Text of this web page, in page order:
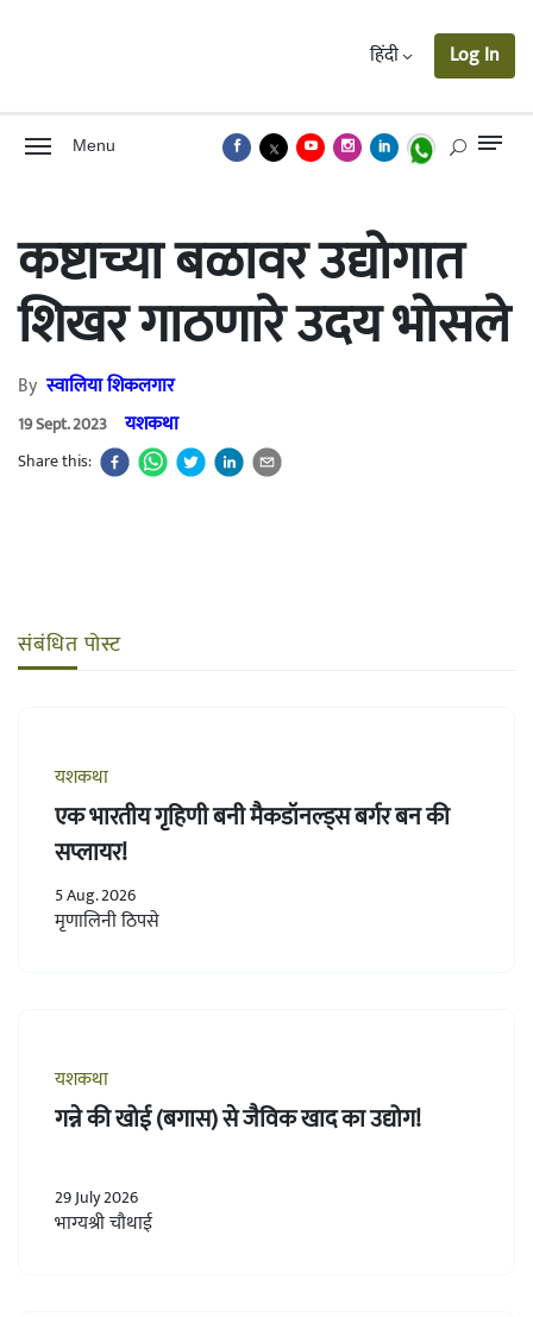
हिंदी Log In
Menu
कष्टाच्या बळावर उद्योगात
शिखर गाठणारे उदय भोसले
Byस्वालिया शिकलगार
19 Sept. 2023 यशकथा
Share this:
संबंधित पोस्ट
यशकथा
एक भारतीय गृहिणी बनी मैकडॉनल्ड्स बर्गर बन की
सप्लायर!
5 Aug. 2026
मृणालिनी ठिपसे
यशकथा
गन्ने की खोई (बगास) से जैविक खाद का उद्योग!
29 July 2026
भाग्यश्री चौथाई